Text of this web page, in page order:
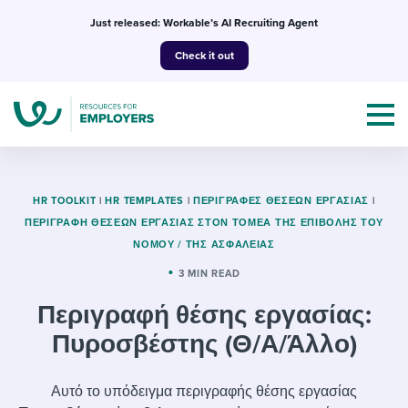
Just released: Workable’s AI Recruiting Agent
Check it out
Topics
I NEED HELP WITH...
I’m a jobseeker
Attend webinars & events
HR TOOLKIT | HR TEMPLATES | ΠΕΡΙΓΡΑΦΈΣ ΘΈΣΕΩΝ ΕΡΓΑΣΊΑΣ |
ΠΕΡΙΓΡΑΦΉ ΘΈΣΕΩΝ ΕΡΓΑΣΊΑΣ ΣΤΟΝ ΤΟΜΈΑ ΤΗΣ ΕΠΙΒΟΛΉΣ ΤΟΥ
ΝΌΜΟΥ / ΤΗΣ ΑΣΦΆΛΕΙΑΣ
3 MIN READ
Περιγραφή θέσης εργασίας:
Πυροσβέστης (Θ/Α/Άλλο)
Αυτό το υπόδειγμα περιγραφής θέσης εργασίας